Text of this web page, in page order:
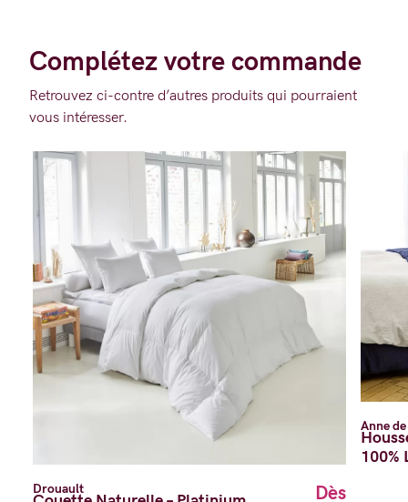
Complétez votre commande
Retrouvez ci-contre d’autres produits qui pourraient
vous intéresser.
Drouault
Dès
Anne
100%